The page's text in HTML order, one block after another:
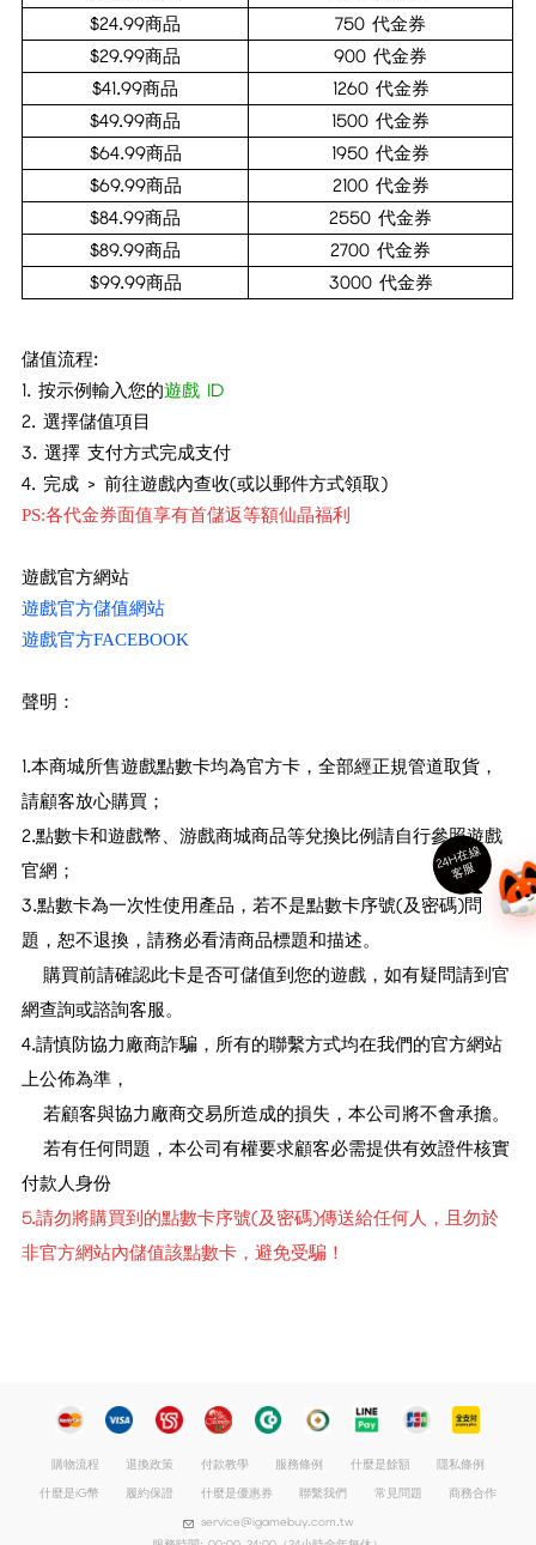
$24.99商品
750 代金券
$29.99商品
900 代金券
$41.99商品
1260 代金券
$49.99商品
1500 代金券
$64.99商品
1950 代金券
$69.99商品
2100 代金券
$84.99商品
2550 代金券
$89.99商品
2700 代金券
$99.99商品
3000 代金券
儲值流程:
1. 按示例輸入您的遊戲 ID
2. 選擇儲值項目
3. 選擇 支付方式完成支付
4. 完成 > 前往遊戲內查收(或以郵件方式領取)
PS:各代金券面值享有首儲返等額仙晶福利
遊戲官方網站
遊戲官方儲值網站
遊戲官方FACEBOOK
聲明：
1.本商城所售遊戲點數卡均為官方卡，全部經正規管道取貨，
請顧客放心購買；
2.點數卡和遊戲幣、游戲商城商品等兌換比例請自行參照遊戲
官網；
3.點數卡為一次性使用產品，若不是點數卡序號(及密碼)問
題，恕不退換，請務必看清商品標題和描述。
購買前請確認此卡是否可儲值到您的遊戲，如有疑問請到官
網查詢或諮詢客服。
4.請慎防協力廠商詐騙，所有的聯繫方式均在我們的官方網站
上公佈為準，
若顧客與協力廠商交易所造成的損失，本公司將不會承擔。
若有任何問題，本公司有權要求顧客必需提供有效證件核實
付款人身份
5.請勿將購買到的點數卡序號(及密碼)傳送給任何人，且勿於
非官方網站內儲值該點數卡，避免受騙！
購物流程 退換政策 付款教學 服務條例 什麼是餘額
隱私條例
什麼是iG幣
履約保證 什麼是優惠券 聯繫我們 常見問題
商務合作
service@igamebuy.com.tw
24
H
在
線
客
服